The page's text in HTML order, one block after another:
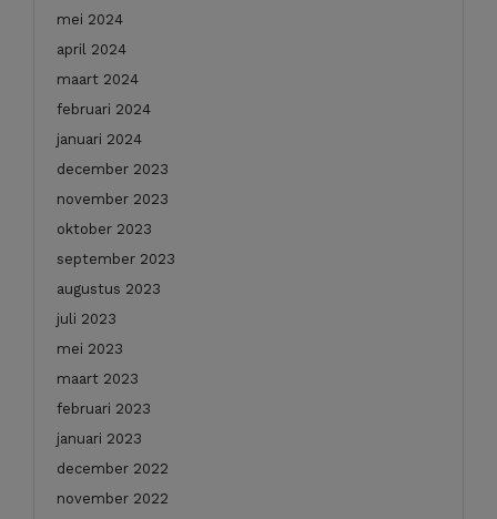
mei 2024
april 2024
maart 2024
februari 2024
januari 2024
december 2023
november 2023
oktober 2023
september 2023
augustus 2023
juli 2023
mei 2023
maart 2023
februari 2023
januari 2023
december 2022
november 2022